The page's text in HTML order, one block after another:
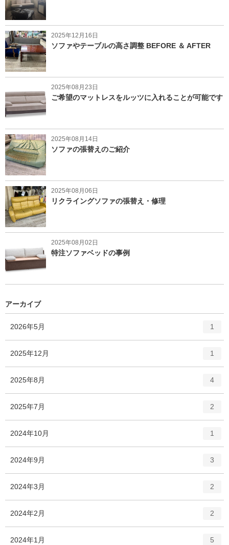
2025年12月16日
ソファやテーブルの高さ調整 BEFORE ＆ AFTER
2025年08月23日
ご希望のマットレスをルッツに入れることが可能です
2025年08月14日
ソファの張替えのご紹介
2025年08月06日
リクライングソファの張替え・修理
2025年08月02日
特注ソファベッドの事例
アーカイブ
2026年5月
リ
ー
1
2025年12月
ー
1
2025年8月
ー
数
4
2025年7月
リ
ー
2
2024年10月
ー
1
2024年9月
ー
3
2024年3月
ー
2
2024年2月 2
2024年1月 5